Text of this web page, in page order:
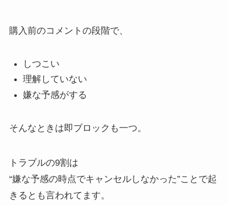
購入前のコメントの段階で、
しつこい
理解していない
嫌な予感がする
そんなときは即ブロックも一つ。
トラブルの9割は
“嫌な予感の時点でキャンセルしなかった”ことで起
きるとも言われてます。